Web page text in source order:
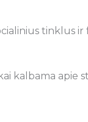
tinklus ir
kalbama apie